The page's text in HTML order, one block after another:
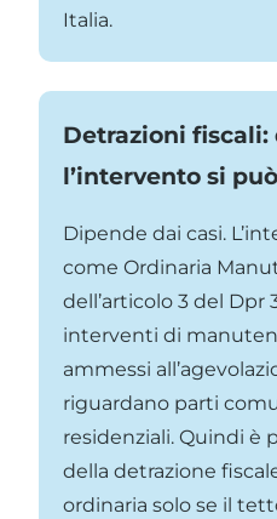
Italia.
Detrazioni fiscali:
l’intervento si
Dipende dai casi.
come Ordinaria
dell’articolo 3 del Dpr
interventi di
ammessi
riguardano parti
residenziali. Quindi è
della detrazione
ordinaria solo se il